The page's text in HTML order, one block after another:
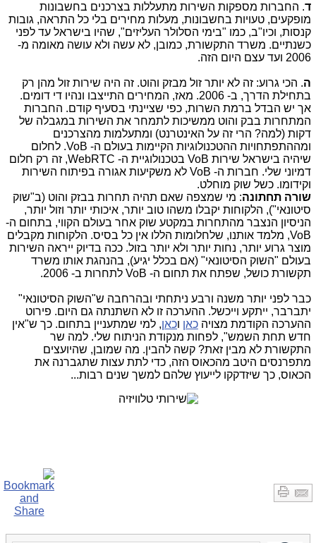
ד. החברות מספקות השירות מתעללות בצרכנים בחשבונות
מופקעים, טעויות בחשבונות, מעלות מחירים בלי כל התראה, גובות
קנסות, וכיו"ב, כמו "בימי הסלולר העליזים", שהיו בישראל עד לפני
כשנתיים. משרד התקשורת, כמובן, לא עשה ולא עושה מאומה מ-
2006 ועד עצם היום הזה. ​
ה. הכי גרוע: זה לא יותר זול מבזק והוט. זה היה שירות זול מהן רק
בתחילת הדרך, ב- 2006. מאז, המחירים התייצבו ונהיו די דומים.
אך יש הבדל ברמת השרות, כפי שציינתי בסעיף קודם. החברות
המתחרות בבק והוט ממשיכות לתמחר את השירות במגבלה של
דקות (למה? הרי זה על האינטרנט) ומתעלמות מהצרכנים
ומההתפתחויות ההטכנולוגיות הקיימות בעולם ה- VoB. לחלום
שיהיה בישראל שירות VoB בטכנולוגיית ה- WebRTC, זה רק חלום
דמיוני שלי. חברות ה- VoB לא משקיעות אגורה בפיתוח השירות
וקידומו. כשל שוק מוחלט.
שורה תחתונה: מי שמצפה שאם תהיה תחרות בבזק והוט (ב"שוק
סיטונאי"), הלקוחות יקבלו משהו טוב יותר, איכותי יותר וזול יותר,
הניסיון הנצבר מהתחרות במקטע שוק אחר בעולם הקווי, בתחום ה-
VoB, מלמד אותנו, שלחלומות הללו אין כל בסיס. הלקוחות מקבלים
מוצר גרוע יותר, נחות יותר ולא יותר בזול. ככה בדיוק ייראה השירות
בעולם "השוק הסיטונאי" (אם בכלל יגיע), בהנהגת אותו משרד
תקשורת כושל, שפתח את תחום ה- VoB לתחרות ב- 2006.
כבר לפני יותר משנה ורבע ניתחתי ובהרחבה ש"השוק הסיטונאי"
יתברבר, ייתקע וייכשל. ההערכה זו לא השתנתה גם היום. פירוט
ההערכה הקודמת מצויה כאן וכאן, למי שמתעניין בתחום. כך ש"אין
חדש תחת השמש", לפחות מנקודת הניתוח שלי. למה שר
התקשורת לא מבין זאת? קשה להבין. מה שמובן, שהיועצים
מתפרנסים היטב מהכאוס הזה, כדי לתת עצות שתגברנה את
הכאוס, כך שיזדקקו לייעוץ שלהם למשך שנים רבות...